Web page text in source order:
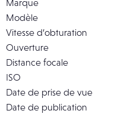
Modèle
Vitesse d’obturation
Ouverture
Distance focale
ISO
Date de prise de vue
Date de publication